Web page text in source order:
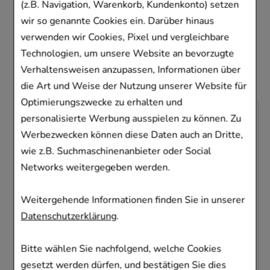
(z.B. Navigation, Warenkorb, Kundenkonto) setzen
wir so genannte Cookies ein. Darüber hinaus
verwenden wir Cookies, Pixel und vergleichbare
Technologien, um unsere Website an bevorzugte
Verhaltensweisen anzupassen, Informationen über
die Art und Weise der Nutzung unserer Website für
Optimierungszwecke zu erhalten und
personalisierte Werbung ausspielen zu können. Zu
Werbezwecken können diese Daten auch an Dritte,
wie z.B. Suchmaschinenanbieter oder Social
Networks weitergegeben werden.
Weitergehende Informationen finden Sie in unserer
Datenschutzerklärung.
Bitte wählen Sie nachfolgend, welche Cookies
gesetzt werden dürfen, und bestätigen Sie dies
haben, haben sich
ebenfalls für folgende
Artikel entschieden
NASIC Nasenspray
10mlNasenspray
00705309
-35%